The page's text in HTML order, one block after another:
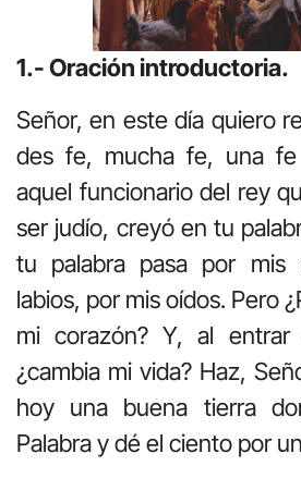
1.- Oración introductoria.
Señor, en este día quiero
des fe, mucha fe, una fe
aquel funcionario del rey
ser judío, creyó en tu
tu palabra pasa por mis
labios, por mis oídos. Pero
mi corazón? Y, al
¿cambia mi vida? Haz,
hoy una buena tierra
Palabra y dé el ciento por